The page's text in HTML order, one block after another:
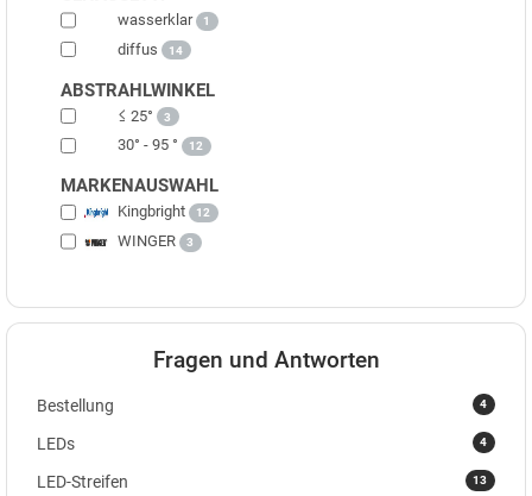
wasserklar 1
diffus 14
ABSTRAHLWINKEL
≤ 25° 3
30° - 95 ° 12
MARKENAUSWAHL
Kingbright 12
WINGER 3
Fragen und Antworten
4
Bestellung
4
LEDs
13
LED-Streifen